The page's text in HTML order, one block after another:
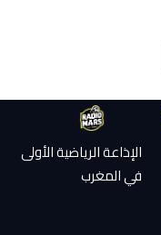
الإذاعة الرياضية الأولى
في المغرب